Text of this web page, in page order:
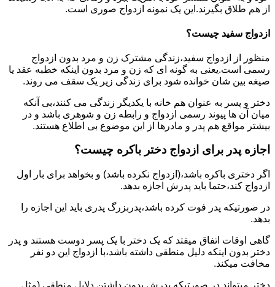
از هم طلاق بگیرند.این یک نمونه ازدواج صوری است.
ازدواج سفید چیست؟
منظور از ازدواج سفید،زندگی مشترک زن و مرد بدون ازدواج
رسمی است.یعنی به گونه ای که زن و مرد بدون اینکه خطبه عقد یا
صیغه بین شان خوانده شود برای زندگی زیر یک سقف می روند.
دختر و پسر به عنوان هم خانه با یکدیگر زندگی می کنند،بی آنکه
میان آن ها پیوند رسمی ازدواج و رابطه زن و شوهری باشد و در
بیشتر مواقع هم پدر و مادرها از این موضوع بی اطلاع هستند.
اجازه پدر برای ازدواج دختر باکره چیست؟
اگر دختری باکره باشد،(ازدواج نکرده باشد) و بخواهد برای بار اول
ازدواج کند،حتما باید پدرش اجازه بدهد.
در صورتیکه پدر فوت کرده باشد،پدربزرگ پدری باید این اجازه را
بدهد.
گاهی اوقات اتفاق میفتد که یک دختر با یک پسر دوست هستند و پدر
دختر بدون اینکه دلیل منطقی داشته باشد،با ازدواج این دو نفر
مخافت میکند.
دختر میتواند در صورتیکه پدرش بدون داشتن دلایل منطقی (مثل